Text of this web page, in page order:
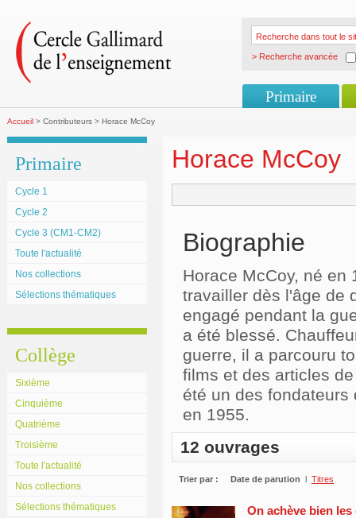
> Recherche avancée
Primaire
Accueil > Contributeurs > Horace McCoy
Primaire
Cycle 1
Cycle 2
Cycle 3 (CM1-CM2)
Toute l'actualité
Nos collections
Sélections thématiques
Collège
Sixième
Cinquième
Quatrième
Troisième
Toute l'actualité
Nos collections
Sélections thématiques
Horace McCoy
Biographie
Horace McCoy, né en
travailler dès l'âge de
engagé pendant la
a été blessé.
guerre, il a parcouru
films et des articles
été un des
en 1955.
12 ouvrages
Trier par : Date de parution l Titres
On achève bien les